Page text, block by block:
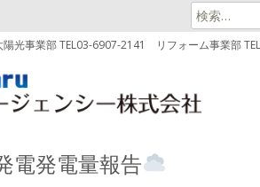
検
索:
陽光事業部 TEL03-6907-2141 リフォーム事業部
電発電量報告